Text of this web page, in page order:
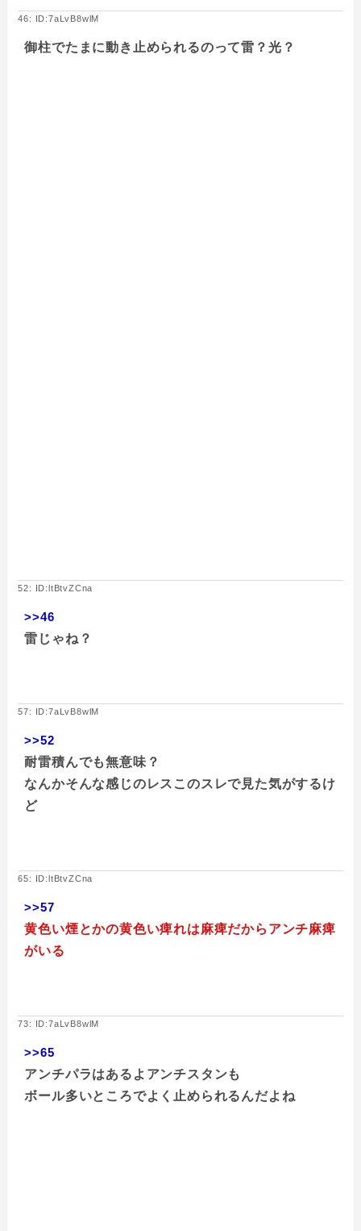
46: ID:7aLvB8wlM
御柱でたまに動き止められるのって雷？光？
52: ID:ltBtvZCna
>>46
雷じゃね？
57: ID:7aLvB8wlM
>>52
耐雷積んでも無意味？
なんかそんな感じのレスこのスレで見た気がするけ
ど
65: ID:ltBtvZCna
>>57
黄色い煙とかの黄色い痺れは麻痺だからアンチ麻痺
がいる
73: ID:7aLvB8wlM
>>65
アンチパラはあるよアンチスタンも
ボール多いところでよく止められるんだよね